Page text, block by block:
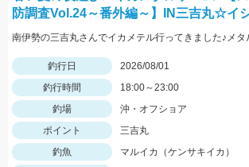
防調査Vol.24～番外編～】IN三吉丸☆イ
釣行日
2026/08/01
釣行時間
18:00～23:00
釣場
沖・オフショア
ポイント
三吉丸
釣魚
マルイカ（ケンサキイカ）